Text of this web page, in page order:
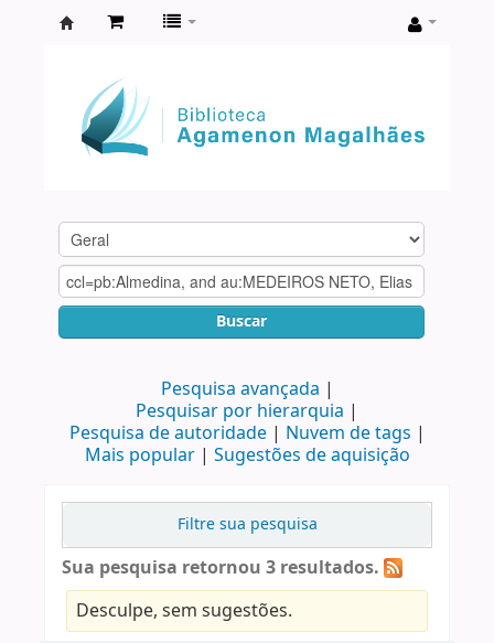
Agamenon
Magalhães
Buscar
Pesquisa avançada
Pesquisar por hierarquia
Pesquisa de autoridade
Nuvem de tags
Mais popular
Sugestões de aquisição
Filtre sua pesquisa
Sua pesquisa retornou 3 resultados.
Desculpe, sem sugestões.